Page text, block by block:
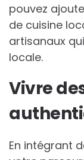
pouvez
de cuisine
artisanaux
locale.
Vivre
En intégrant